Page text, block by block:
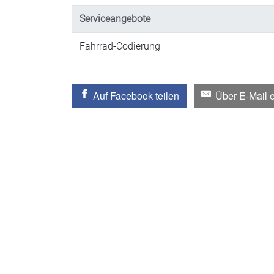
Serviceangebote
Fahrrad-Codierung
Auf Facebook teilen Über E-Mail